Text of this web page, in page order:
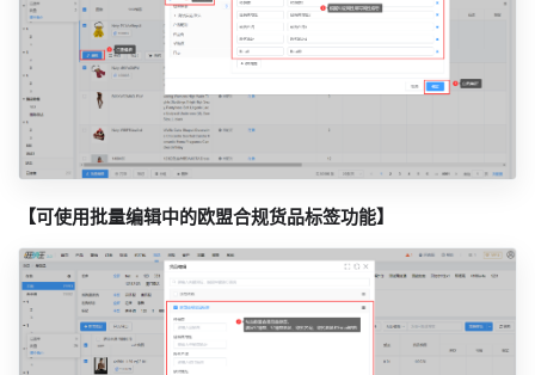
【可使用批量编辑中的欧盟合规货品标签功能】